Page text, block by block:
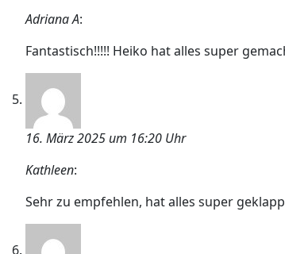
Adriana A:
Fantastisch!!!!! Heiko hat alles super
16. März 2025 um 16:20 Uhr
Kathleen:
Sehr zu empfehlen, hat alles super